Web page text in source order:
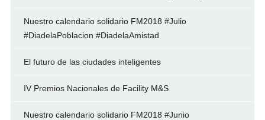
Nuestro calendario solidario FM2018 #Julio
#DiadelaPoblacion #DiadelaAmistad
El futuro de las ciudades inteligentes
IV Premios Nacionales de Facility M&S
Nuestro calendario solidario FM2018 #Junio